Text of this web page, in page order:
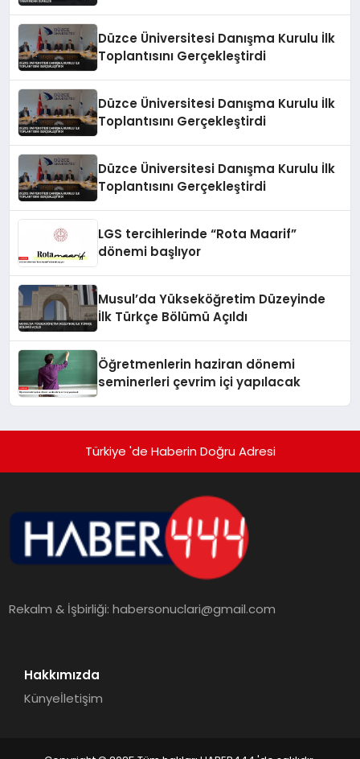
Düzce Üniversitesi Danışma Kurulu İlk
Toplantısını Gerçekleştirdi
Düzce Üniversitesi Danışma Kurulu İlk
Toplantısını Gerçekleştirdi
Düzce Üniversitesi Danışma Kurulu İlk
Toplantısını Gerçekleştirdi
LGS tercihlerinde “Rota Maarif”
dönemi başlıyor
Musul’da Yükseköğretim Düzeyinde
İlk Türkçe Bölümü Açıldı
Öğretmenlerin haziran dönemi
seminerleri çevrim içi yapılacak
Türkiye 'de Haberin Doğru Adresi
Rekalm & İşbirliği:habersonuclari@gmail.com
Hakkımızda
Künyeİletişim